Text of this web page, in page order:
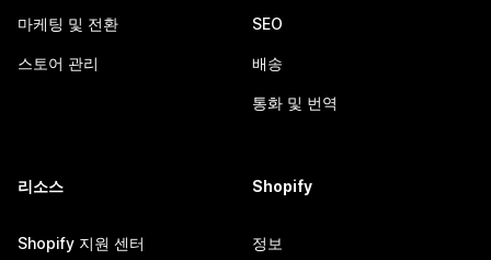
마케팅 및 전환
스토어 관리
SEO
배송
통화 및 번역
리소스
Shopify 지원 센터
Shopify
정보